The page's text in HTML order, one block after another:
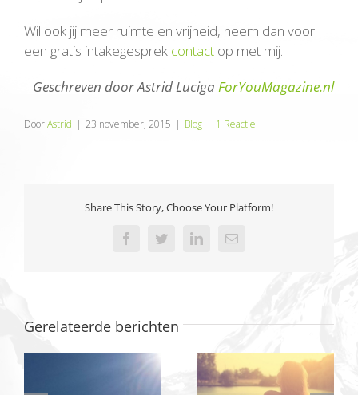
Wil ook jij meer ruimte en vrijheid, neem dan voor
een gratis intakegesprek contact op met mij.
Geschreven door Astrid Luciga ForYouMagazine.nl
DoorAstrid | 23 november, 2015 | Blog | 1 Reactie
Share This Story, Choose Your Platform!
FacebookTwitterLinkedIn
E-
Gerelateerde berichten